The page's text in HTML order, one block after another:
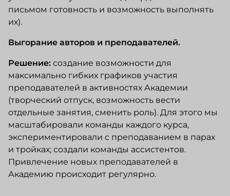
письмом готовность и возможность выполнять
их).
Выгорание авторов и преподавателей.
Решение:создание возможности для
максимально гибких графиков участия
преподавателей в активностях Академии
(творческий отпуск, возможность вести
отдельные занятия, сменить роль). Для этого мы
масштабировали команды каждого курса,
экспериментировали с преподаванием в парах
и тройках; создали команды ассистентов.
Привлечение новых преподавателей в
Академию происходит регулярно.